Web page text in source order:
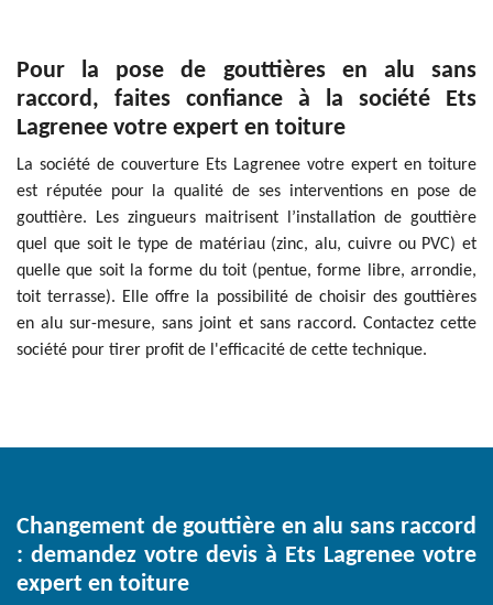
Pour la pose de gouttières en alu sans
raccord, faites confiance à la société Ets
Lagrenee votre expert en toiture
La société de couverture Ets Lagrenee votre expert en toiture
est réputée pour la qualité de ses interventions en pose de
gouttière. Les zingueurs maitrisent l’installation de gouttière
quel que soit le type de matériau (zinc, alu, cuivre ou PVC) et
quelle que soit la forme du toit (pentue, forme libre, arrondie,
toit terrasse). Elle offre la possibilité de choisir des gouttières
en alu sur-mesure, sans joint et sans raccord. Contactez cette
société pour tirer profit de l'efficacité de cette technique.
Changement de gouttière en alu sans raccord
: demandez votre devis à Ets Lagrenee votre
expert en toiture